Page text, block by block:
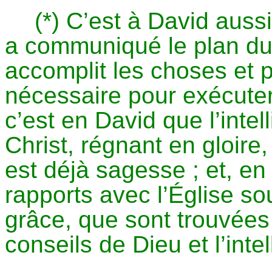
(*) C’est à David
a communiqué le plan
accomplit les choses et
nécessaire pour
c’est en David que
Christ, régnant en
est déjà sagesse ; et,
rapports avec l’Église
grâce, que sont
conseils de Dieu et